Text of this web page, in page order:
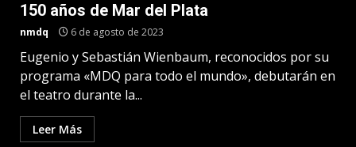
150 años de Mar del Plata
nmdq 6 de agosto de 2023
Eugenio y Sebastián Wienbaum, reconocidos por su
programa «MDQ para todo el mundo», debutarán en
el teatro durante la...
Leer Más